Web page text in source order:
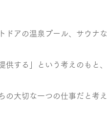
ドアの温泉プール、サウナな
する」という考えのもと、
の大切な一つの仕事だと考え